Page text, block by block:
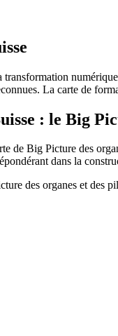
La carte de
: le Big
de Big Picture des
dans la
des organes et des